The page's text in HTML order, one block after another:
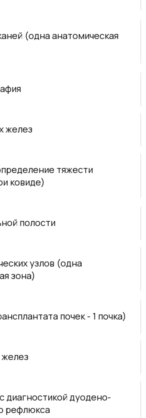
(одна анатомическая
желез
тяжести
ковиде)
полости
узлов (одна
зона)
почек - 1 почка)
диагностикой дуодено-
рефлюкса